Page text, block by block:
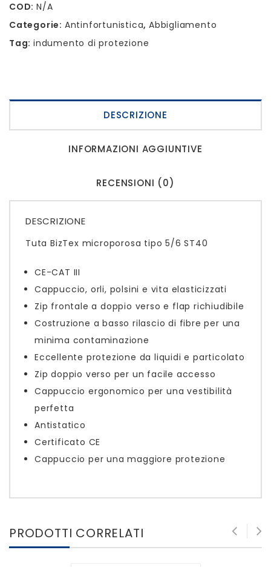
COD: N/A
Categorie: Antinfortunistica,Abbigliamento
Tag: indumento di protezione
DESCRIZIONE
INFORMAZIONI AGGIUNTIVE
RECENSIONI (0)
DESCRIZIONE
Tuta BizTex microporosa tipo 5/6 ST40
CE-CAT III
Cappuccio, orli, polsini e vita elasticizzati
Zip frontale a doppio verso e flap richiudibile
Costruzione a basso rilascio di fibre per una
minima contaminazione
Eccellente protezione da liquidi e particolato
Zip doppio verso per un facile accesso
Cappuccio ergonomico per una vestibilità
perfetta
Antistatico
Certificato CE
Cappuccio per una maggiore protezione
PRODOTTI CORRELATI